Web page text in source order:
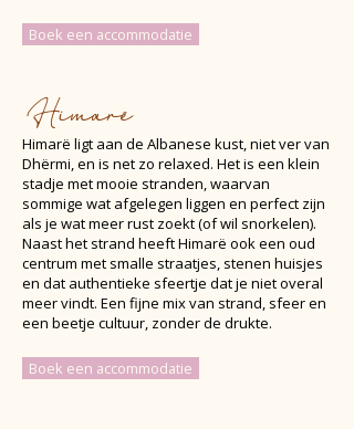
Boek een accommodatie
Himarë ligt aan de Albanese kust, niet ver van
Dhërmi, en is net zo relaxed. Het is een klein
stadje met mooie stranden, waarvan
sommige wat afgelegen liggen en perfect zijn
als je wat meer rust zoekt (of wil snorkelen).
Naast het strand heeft Himarë ook een oud
centrum met smalle straatjes, stenen huisjes
en dat authentieke sfeertje dat je niet overal
meer vindt. Een fijne mix van strand, sfeer en
een beetje cultuur, zonder de drukte.
Himarë
Boek een accommodatie